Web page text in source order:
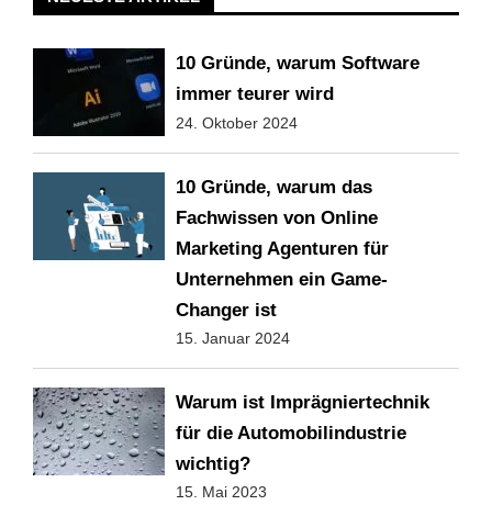
10 Gründe, warum Software
immer teurer wird
24. Oktober 2024
10 Gründe, warum das
Fachwissen von Online
Marketing Agenturen für
Unternehmen ein Game-
Changer ist
15. Januar 2024
Warum ist Imprägniertechnik
für die Automobilindustrie
wichtig?
15. Mai 2023